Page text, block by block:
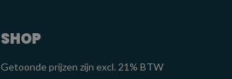
SHOP
Getoonde prijzen zijn excl. 21% BTW